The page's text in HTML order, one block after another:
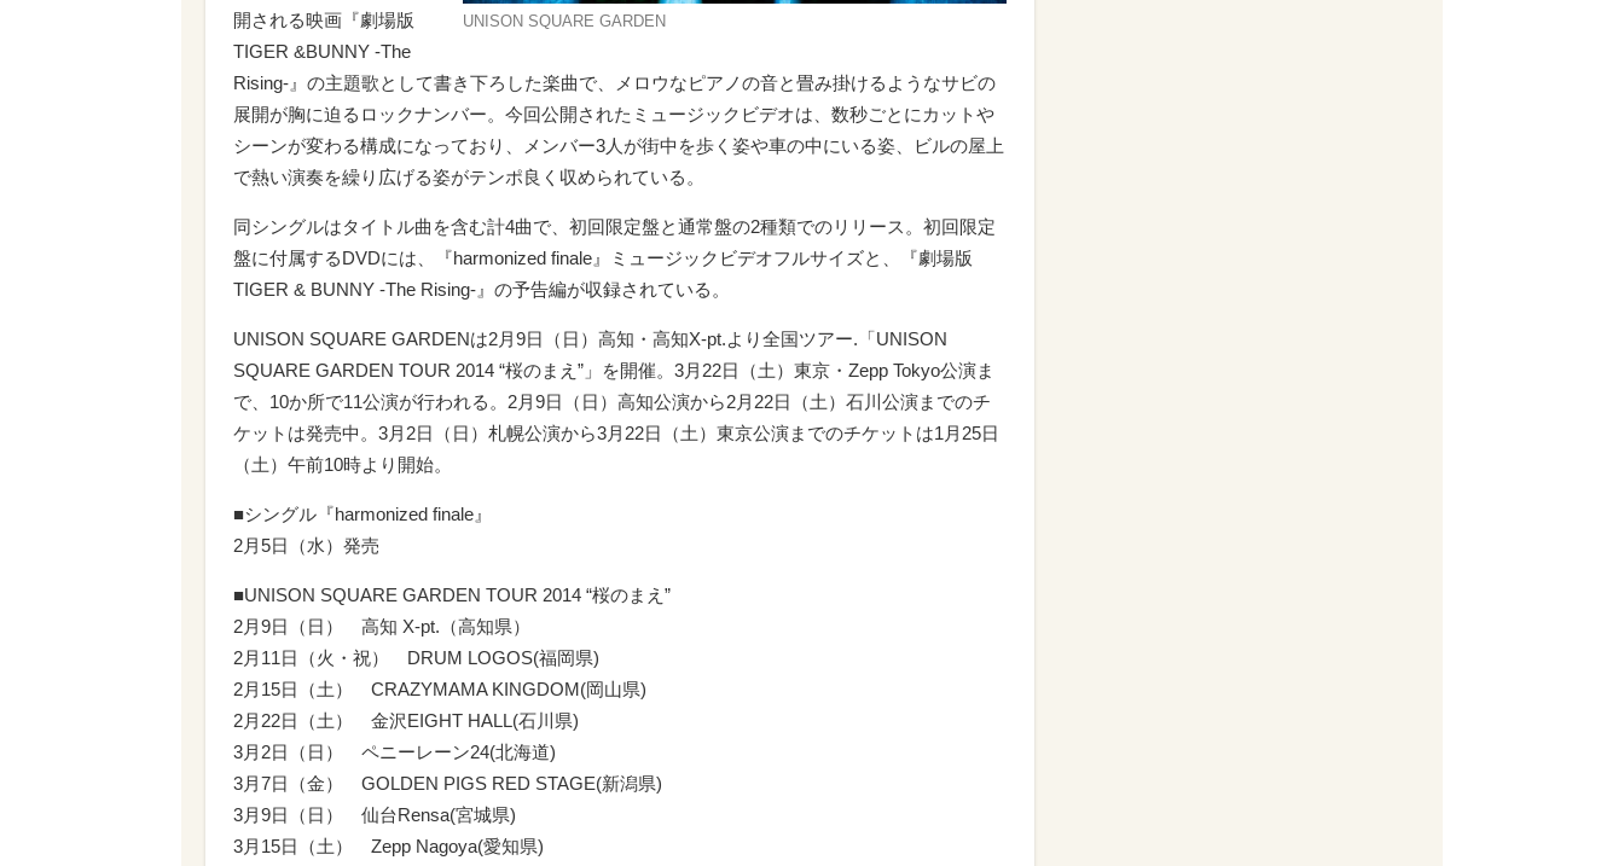
UNISON SQUARE GARDEN
開される映画『劇場版
TIGER &BUNNY -The
Rising-』の主題歌として書き下ろした楽曲で、メロウなピアノの音と畳み掛けるようなサビの
展開が胸に迫るロックナンバー。今回公開されたミュージックビデオは、数秒ごとにカットや
シーンが変わる構成になっており、メンバー3人が街中を歩く姿や車の中にいる姿、ビルの屋上
で熱い演奏を繰り広げる姿がテンポ良く収められている。
同シングルはタイトル曲を含む計4曲で、初回限定盤と通常盤の2種類でのリリース。初回限定
盤に付属するDVDには、『harmonized finale』ミュージックビデオフルサイズと、『劇場版
TIGER & BUNNY -The Rising-』の予告編が収録されている。
UNISON SQUARE GARDENは2月9日（日）高知・高知X-pt.より全国ツアー.「UNISON
SQUARE GARDEN TOUR 2014 “桜のまえ”」を開催。3月22日（土）東京・Zepp Tokyo公演ま
で、10か所で11公演が行われる。2月9日（日）高知公演から2月22日（土）石川公演までのチ
ケットは発売中。3月2日（日）札幌公演から3月22日（土）東京公演までのチケットは1月25日
（土）午前10時より開始。
■シングル『harmonized finale』
2月5日（水）発売
■UNISON SQUARE GARDEN TOUR 2014 “桜のまえ”
2月9日（日） 高知 X-pt.（高知県）
2月11日（火・祝） DRUM LOGOS(福岡県)
2月15日（土） CRAZYMAMA KINGDOM(岡山県)
2月22日（土） 金沢EIGHT HALL(石川県)
3月2日（日） ペニーレーン24(北海道)
3月7日（金） GOLDEN PIGS RED STAGE(新潟県)
3月9日（日） 仙台Rensa(宮城県)
3月15日（土） Zepp Nagoya(愛知県)